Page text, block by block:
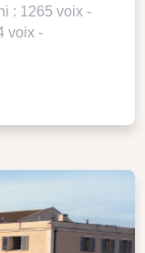
: 1265 voix -
voix -